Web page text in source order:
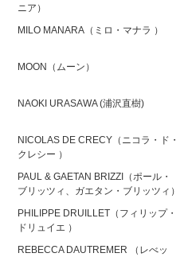
ニア）
MILO MANARA（ミロ・マナラ ）
MOON（ムーン）
NAOKI URASAWA (浦沢直樹)
NICOLAS DE CRECY（ニコラ・ド・
クレシー ）
PAUL & GAETAN BRIZZI（ポール・
ブリッツィ、ガエタン・ブリッツィ）
PHILIPPE DRUILLET（フィリップ・
ドリュイエ ）
REBECCA DAUTREMER （レべッ